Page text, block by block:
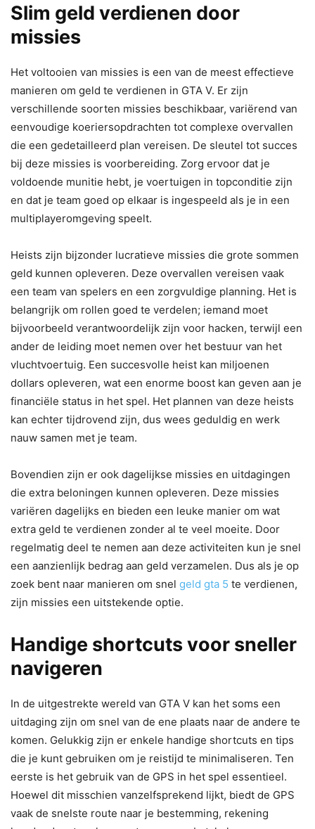
Slim geld verdienen door
missies
Het voltooien van missies is een van de meest effectieve
manieren om geld te verdienen in GTA V. Er zijn
verschillende soorten missies beschikbaar, variërend van
eenvoudige koeriersopdrachten tot complexe overvallen
die een gedetailleerd plan vereisen. De sleutel tot succes
bij deze missies is voorbereiding. Zorg ervoor dat je
voldoende munitie hebt, je voertuigen in topconditie zijn
en dat je team goed op elkaar is ingespeeld als je in een
multiplayeromgeving speelt.
Heists zijn bijzonder lucratieve missies die grote sommen
geld kunnen opleveren. Deze overvallen vereisen vaak
een team van spelers en een zorgvuldige planning. Het is
belangrijk om rollen goed te verdelen; iemand moet
bijvoorbeeld verantwoordelijk zijn voor hacken, terwijl een
ander de leiding moet nemen over het bestuur van het
vluchtvoertuig. Een succesvolle heist kan miljoenen
dollars opleveren, wat een enorme boost kan geven aan je
financiële status in het spel. Het plannen van deze heists
kan echter tijdrovend zijn, dus wees geduldig en werk
nauw samen met je team.
Bovendien zijn er ook dagelijkse missies en uitdagingen
die extra beloningen kunnen opleveren. Deze missies
variëren dagelijks en bieden een leuke manier om wat
extra geld te verdienen zonder al te veel moeite. Door
regelmatig deel te nemen aan deze activiteiten kun je snel
een aanzienlijk bedrag aan geld verzamelen. Dus als je op
zoek bent naar manieren om snel geld gta 5 te verdienen,
zijn missies een uitstekende optie.
Handige shortcuts voor sneller
navigeren
In de uitgestrekte wereld van GTA V kan het soms een
uitdaging zijn om snel van de ene plaats naar de andere te
komen. Gelukkig zijn er enkele handige shortcuts en tips
die je kunt gebruiken om je reistijd te minimaliseren. Ten
eerste is het gebruik van de GPS in het spel essentieel.
Hoewel dit misschien vanzelfsprekend lijkt, biedt de GPS
vaak de snelste route naar je bestemming, rekening